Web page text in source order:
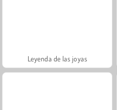
Leyenda de las joyas